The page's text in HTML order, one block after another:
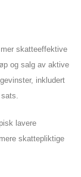
skatteeffektive
og salg av aktive
inkludert
lavere
skattepliktige